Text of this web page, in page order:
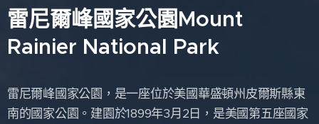
雷尼爾峰國家公園Mount
Rainier National Park
雷尼爾峰國家公園，是一座位於美國華盛頓州皮爾斯縣東
南的國家公園。建園於1899年3月2日，是美國第五座國家